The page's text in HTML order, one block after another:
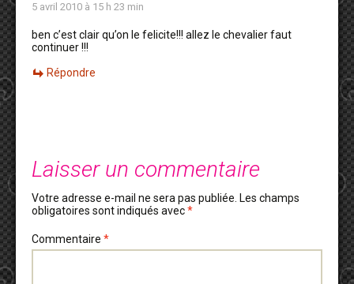
5 avril 2010 à 15 h 23 min
ben c’est clair qu’on le felicite!!! allez le chevalier faut
continuer !!!
Répondre
Laisser un commentaire
Votre adresse e-mail ne sera pas publiée. Les champs
obligatoires sont indiqués avec*
Commentaire *